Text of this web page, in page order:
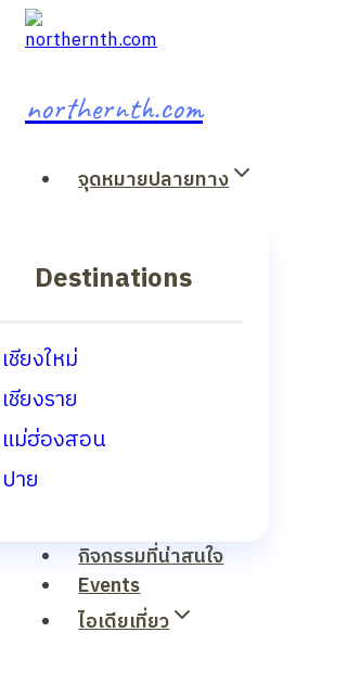
Skip
northernth.com
จุดหมายปลายทาง
Destinations
เชียงใหม่
เชียงราย
แม่ฮ่องสอน
ปาย
กิจกรรมที่น่าสนใจ
Events
ไอเดียเที่ยว